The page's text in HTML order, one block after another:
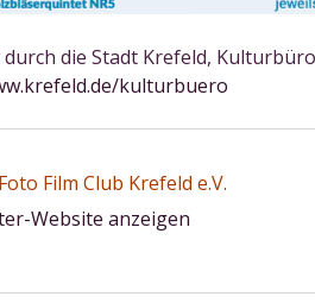
die Stadt Krefeld, Kulturbüro
kulturbuero
Film Club Krefeld e.V.
Website anzeigen